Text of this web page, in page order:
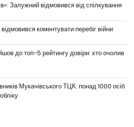
Залужний відмовився від спілкування
коментувати перебіг війни
до топ-5 рейтингу довіри: хто очолив
Мукачівського ТЦК: понад 1000 осіб